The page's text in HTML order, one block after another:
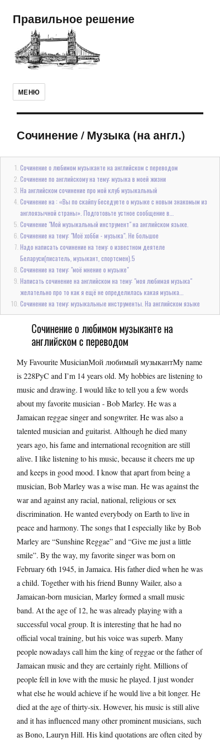
Правильное решение
МЕНЮ
Сочинение/Музыка (на англ.)
Сочинение о любимом музыканте на английском с переводом
Сочинение по английскому на тему: музыка в моей жизни
На английском сочинение про мой клуб музыкальный
Сочинение на : «Вы по скайпу беседуете о музыке с новым знакомым из
англоязычной страны». Подготовьте устное сообщение в...
Сочинение "Мой музыкальный инструмент" на английском языке.
Сочинение на тему: "Моё хобби - музыка". Не большое
Надо написать сочинение на тему: о известном деятеле
Беларуси(писатель, музыкант, спортсмен).5
Сочинение на тему: "моё мнение о музыке"
Написать сочинение на английском на тему: "моя любимая музыка"
желательно про то как я ещё не определилась какая музыка...
Сочинение на тему: музыкальные инструменты. На английском языке
Сочинение о любимом музыканте на
английском с переводом
My Favourite MusicianМой любимый музыкантMy name
is 228PyC and I’m 14 years old. My hobbies are listening to
music and drawing. I would like to tell you a few words
about my favorite musician - Bob Marley. He was a
Jamaican reggae singer and songwriter. He was also a
talented musician and guitarist. Although he died many
years ago, his fame and international recognition are still
alive. I like listening to his music, because it cheers me up
and keeps in good mood. I know that apart from being a
musician, Bob Marley was a wise man. He was against the
war and against any racial, national, religious or sex
discrimination. He wanted everybody on Earth to live in
peace and harmony. The songs that I especially like by Bob
Marley are “Sunshine Reggae” and “Give me just a little
smile”. By the way, my favorite singer was born on
February 6th 1945, in Jamaica. His father died when he was
a child. Together with his friend Bunny Wailer, also a
Jamaican-born musician, Marley formed a small music
band. At the age of 12, he was already playing with a
successful vocal group. It is interesting that he had no
official vocal training, but his voice was superb. Many
people nowadays call him the king of reggae or the father of
Jamaican music and they are certainly right. Millions of
people fell in love with the music he played. I just wonder
what else he would achieve if he would live a bit longer. He
died at the age of thirty-six. However, his music is still alive
and it has influenced many other prominent musicians, such
as Bono, Lauryn Hill. His kind quotations are often cited by